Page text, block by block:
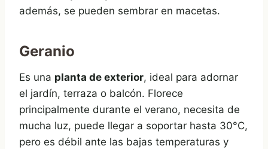
además, se pueden sembrar en macetas.
Geranio
Es una planta de exterior, ideal para adornar
el jardín, terraza o balcón. Florece
principalmente durante el verano, necesita de
mucha luz, puede llegar a soportar hasta 30°C,
pero es débil ante las bajas temperaturas y